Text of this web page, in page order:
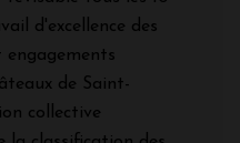
d'excellence des
de Saint-
collective